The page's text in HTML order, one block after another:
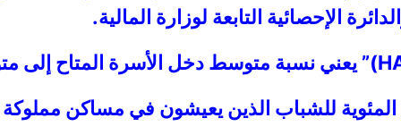
الإحصائية التابعة لوزارة المالية.